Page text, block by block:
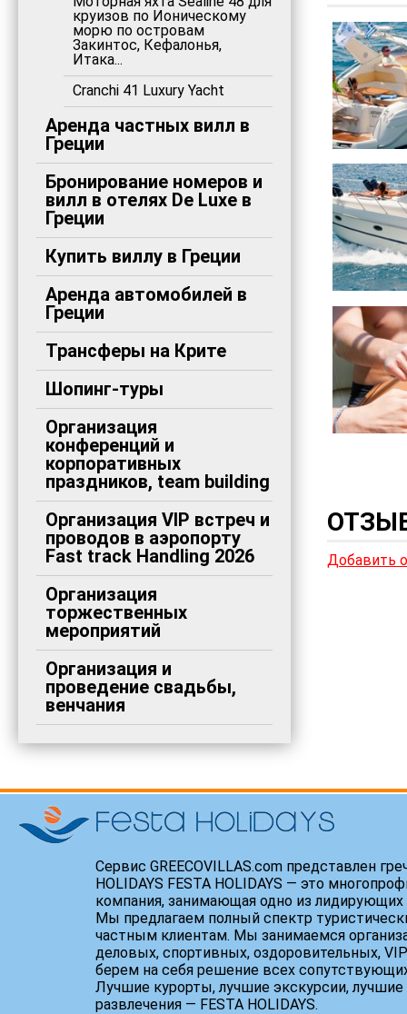
круизов по Ионическому
морю по островам
Закинтос, Кефалонья,
Итака...
Cranchi 41 Luxury Yacht
Аренда частных вилл в
Греции
Бронирование номеров и
вилл в отелях De Luxe в
Греции
Купить виллу в Греции
Аренда автомобилей в
Греции
Трансферы на Крите
Шопинг-туры
Организация
конференций и
корпоративных
праздников, team building
Организация VIP встреч и
проводов в аэропорту
Fast track Handling 2026
Организация
торжественных
мероприятий
Организация и
проведение свадьбы,
венчания
Добавить
Сервис GREECOVILLAS.com представлен
HOLIDAYS FESTA HOLIDAYS — это
компания, занимающая одно из
Мы предлагаем полный спектр
частным клиентам. Мы занимаемся
деловых, спортивных, оздоровительных,
берем на себя решение всех
Лучшие курорты, лучшие экскурсии, лучшие
развлечения — FESTA HOLIDAYS.